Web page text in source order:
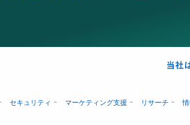
セキュリティ マーケティング支援 リサーチ